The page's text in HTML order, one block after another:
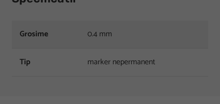
Grosime 0.4 mm
Tip marker nepermanent